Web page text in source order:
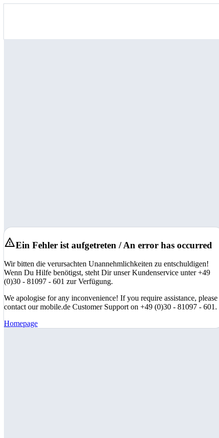
Ein Fehler ist aufgetreten / An error has occurred
Wir bitten die verursachten Unannehmlichkeiten zu entschuldigen!
Wenn Du Hilfe benötigst, steht Dir unser Kundenservice unter +49
(0)30 - 81097 - 601 zur Verfügung.
We apologise for any inconvenience! If you require assistance, please
contact our mobile.de Customer Support on +49 (0)30 - 81097 - 601.
Homepage